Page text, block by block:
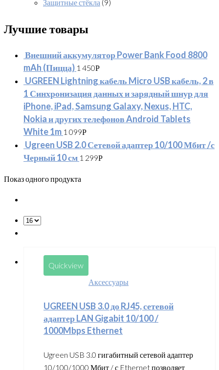
Защитные стёкла (9)
Лучшие товары
Внешний аккумулятор Power Bank Food 8800
mAh (Пицца) 1 450Р
UGREEN Lightning кабель Micro USB кабель, 2 в
1 Синхронизация данных и зарядный шнур для
iPhone, iPad, Samsung Galaxy, Nexus, HTC,
Nokia и других телефонов Android Tablets
White 1m 1 099Р
Ugreen USB 2.0 Сетевой адаптер 10/100 Мбит /с
Черный 10 см 1 299Р
Показ одного продукта
Quickview
Аксессуары
UGREEN USB 3.0 до RJ45, сетевой
адаптер LAN Gigabit 10/100 /
1000Mbps Ethernet
Ugreen USB 3.0 гигабитный сетевой адаптер
10/100/1000 Мбит / с Ethernet позволяет